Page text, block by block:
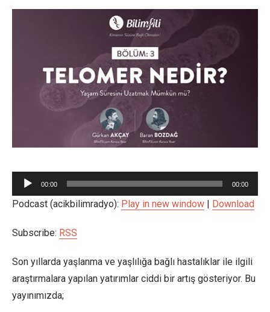
Ses
oynatıcı
00:00 00:00
Podcast (acikbilimradyo): Play in new window | Download
Subscribe: RSS
Son yıllarda yaşlanma ve yaşlılığa bağlı hastalıklar ile ilgili
araştırmalara yapılan yatırımlar ciddi bir artış gösteriyor. Bu
yayınımızda;